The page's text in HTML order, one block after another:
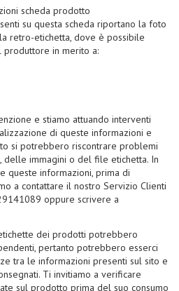
scheda prodotto
su questa scheda riportano la foto
retro-etichetta, dove è possibile
in merito a:
e stiamo attuando interventi
di queste informazioni e
si potrebbero riscontrare problemi
delle immagini o del file etichetta. In
queste informazioni, prima di
a contattare il nostro Servizio Clienti
oppure scrivere a
dei prodotti potrebbero
pertanto potrebbero esserci
tra le informazioni presenti sul sito e
Ti invitiamo a verificare
sul prodotto prima del suo consumo